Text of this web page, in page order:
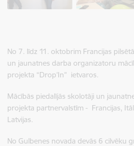
No 7. līdz 11. oktobrim Francijas
un jaunatnes darba organizatoru
projekta “Drop’In” ietvaros.
Mācībās piedalījās skolotāji un
projekta partnervalstīm - Francijas,
Latvijas.
No Gulbenes novada devās 6 cilvēku